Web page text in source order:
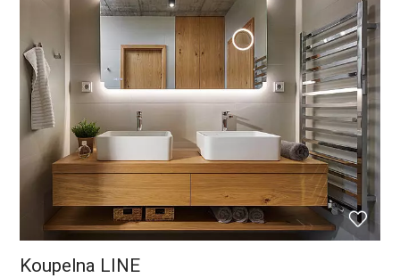
Koupelna LINE